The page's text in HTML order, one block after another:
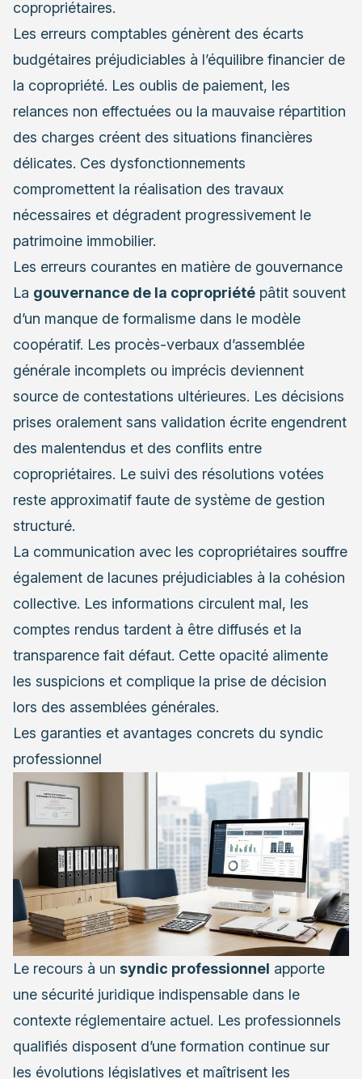
copropriétaires.
Les erreurs comptables génèrent des écarts
budgétaires préjudiciables à l’équilibre financier de
la copropriété. Les oublis de paiement, les
relances non effectuées ou la mauvaise répartition
des charges créent des situations financières
délicates. Ces dysfonctionnements
compromettent la réalisation des travaux
nécessaires et dégradent progressivement le
patrimoine immobilier.
Les erreurs courantes en matière de gouvernance
La gouvernance de la copropriété pâtit souvent
d’un manque de formalisme dans le modèle
coopératif. Les procès-verbaux d’assemblée
générale incomplets ou imprécis deviennent
source de contestations ultérieures. Les décisions
prises oralement sans validation écrite engendrent
des malentendus et des conflits entre
copropriétaires. Le suivi des résolutions votées
reste approximatif faute de système de gestion
structuré.
La communication avec les copropriétaires souffre
également de lacunes préjudiciables à la cohésion
collective. Les informations circulent mal, les
comptes rendus tardent à être diffusés et la
transparence fait défaut. Cette opacité alimente
les suspicions et complique la prise de décision
lors des assemblées générales.
Les garanties et avantages concrets du syndic
professionnel
Le recours à un syndic professionnel apporte
une sécurité juridique indispensable dans le
contexte réglementaire actuel. Les professionnels
qualifiés disposent d’une formation continue sur
les évolutions législatives et maîtrisent les